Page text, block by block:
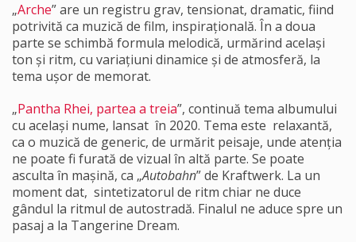
„Arche” are un registru grav, tensionat, dramatic, fiind
potrivită ca muzică de film, inspirațională. În a doua
parte se schimbă formula melodică, urmărind același
ton și ritm, cu variațiuni dinamice și de atmosferă, la
tema ușor de memorat.
„Pantha Rhei, partea a treia”, continuă tema albumului
cu același nume, lansat în 2020. Tema este relaxantă,
ca o muzică de generic, de urmărit peisaje, unde atenția
ne poate fi furată de vizual în altă parte. Se poate
asculta în mașină, ca „Autobahn” de Kraftwerk. La un
moment dat, sintetizatorul de ritm chiar ne duce
gândul la ritmul de autostradă. Finalul ne aduce spre un
pasaj a la Tangerine Dream.